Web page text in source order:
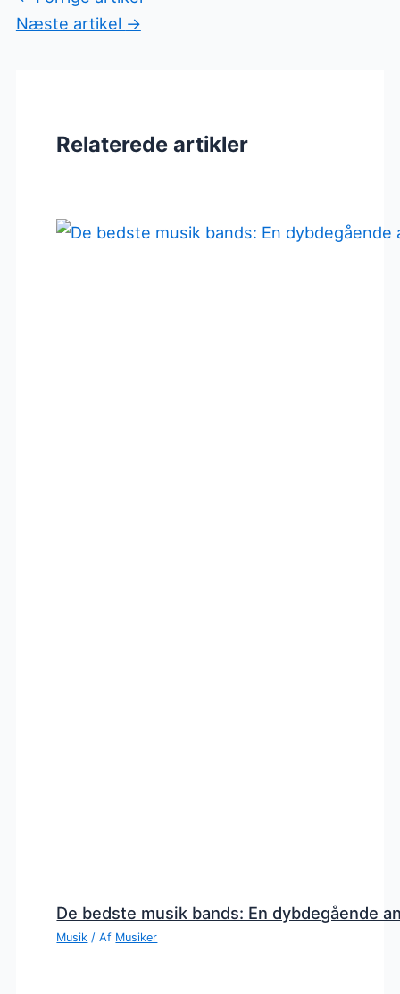
Næste artikel →
Relaterede artikler
De bedste musik bands: En dybdegående
Musik / Af Musiker